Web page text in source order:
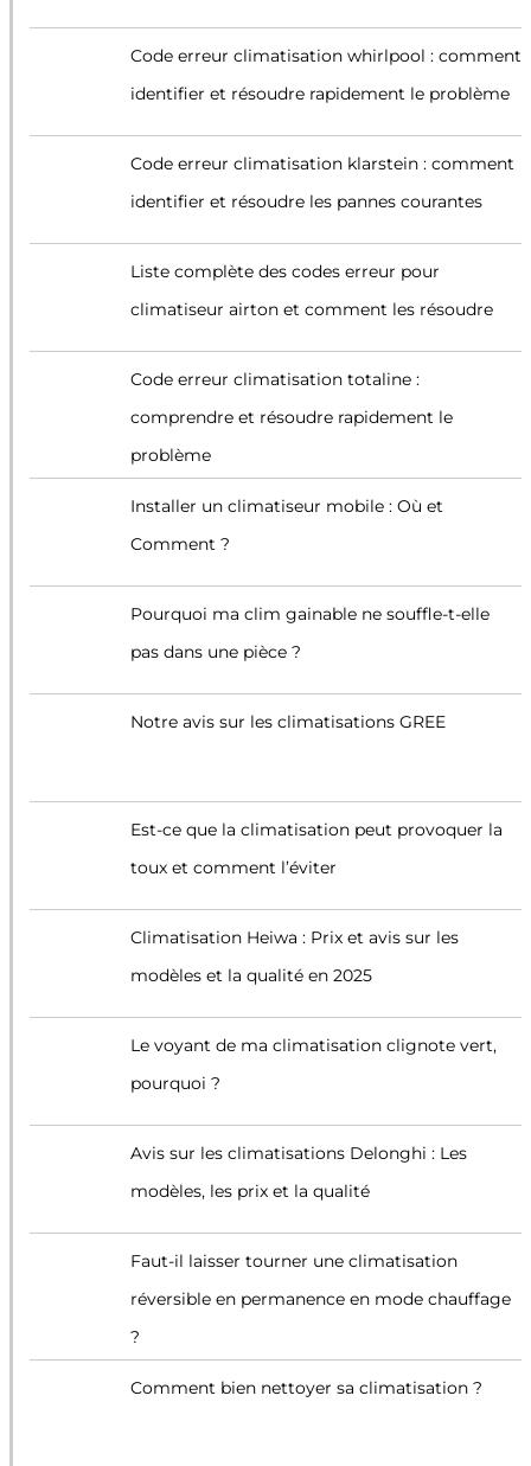
Code erreur climatisation whirlpool : comment
identifier et résoudre rapidement le problème
Code erreur climatisation klarstein : comment
identifier et résoudre les pannes courantes
Liste complète des codes erreur pour
climatiseur airton et comment les résoudre
Code erreur climatisation totaline :
comprendre et résoudre rapidement le
problème
Installer un climatiseur mobile : Où et
Comment ?
Pourquoi ma clim gainable ne souffle-t-elle
pas dans une pièce ?
Notre avis sur les climatisations GREE
Est-ce que la climatisation peut provoquer la
toux et comment l’éviter
Climatisation Heiwa : Prix et avis sur les
modèles et la qualité en 2025
Le voyant de ma climatisation clignote vert,
pourquoi ?
Avis sur les climatisations Delonghi : Les
modèles, les prix et la qualité
Faut-il laisser tourner une climatisation
réversible en permanence en mode chauffage
?
Comment bien nettoyer sa climatisation ?